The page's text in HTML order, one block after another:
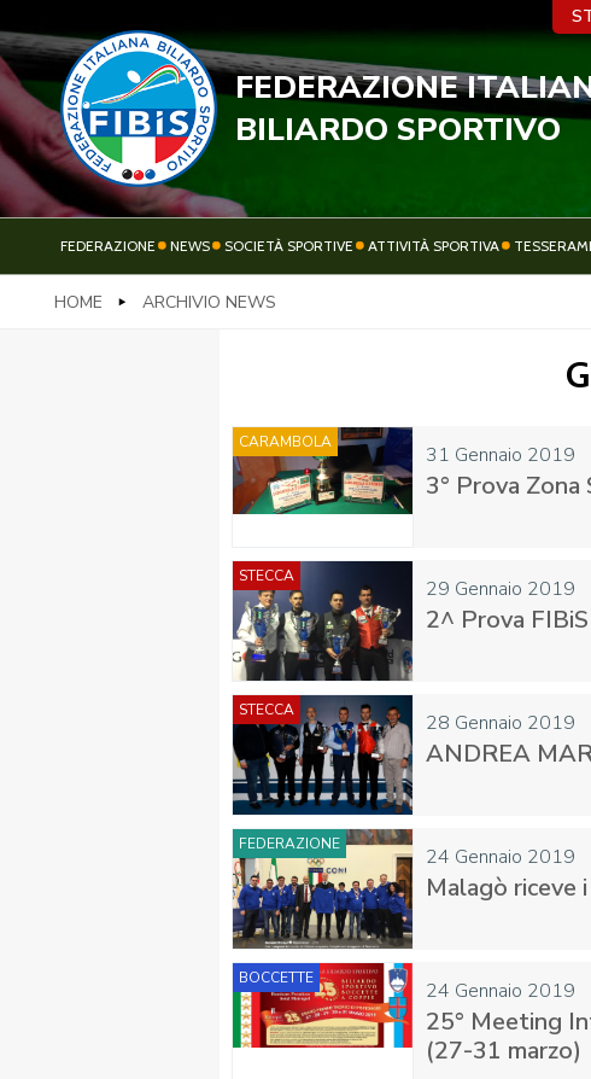
FEDERAZIONE
FIBISCUOLA-
JUNIORES
STECCA
Privacy Policy Cookie Policy Cerca Mappa
FEDERAZIONE
BILIARDO SPORTIVO
FEDERAZIONE NEWS SOCIETÀ SPORTIVE ATTIVITÀ SPORTIVA
HOME ARCHIVIO NEWS
31 Gennaio 2019
CARAMBOLA
3° Prova
29 Gennaio 2019
STECCA
2^ Prova
28 Gennaio 2019
STECCA
ANDREA
24 Gennaio 2019
FEDERAZIONE
Malagò riceve
24 Gennaio 2019
BOCCETTE
25° Meeting
(27-31 marzo)